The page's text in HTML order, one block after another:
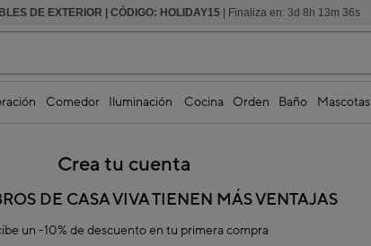
DE EXTERIOR | CÓDIGO: HOLIDAY15 | Finaliza en: 3d 8 h 13m 36s
-60% DE DESCUENTO | SEGUNDAS REBAJAS
Comedor Iluminación Cocina Orden Baño Mascotas
Crea tu cuenta
DE CASA VIVA TIENEN MÁS VENTAJAS
un -10% de descuento en tu primera compra